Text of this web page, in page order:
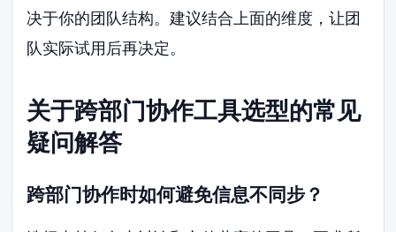
决于你的团队结构。建议结合上面的维度，让团
队实际试用后再决定。
关于跨部门协作工具选型的常见
疑问解答
跨部门协作时如何避免信息不同步？